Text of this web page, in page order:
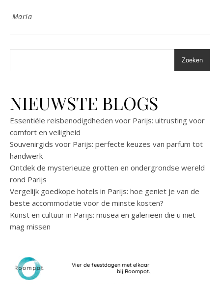
Maria
Zoeken
NIEUWSTE BLOGS
Essentiële reisbenodigdheden voor Parijs: uitrusting voor
comfort en veiligheid
Souvenirgids voor Parijs: perfecte keuzes van parfum tot
handwerk
Ontdek de mysterieuze grotten en ondergrondse wereld
rond Parijs
Vergelijk goedkope hotels in Parijs: hoe geniet je van de
beste accommodatie voor de minste kosten?
Kunst en cultuur in Parijs: musea en galerieën die u niet
mag missen